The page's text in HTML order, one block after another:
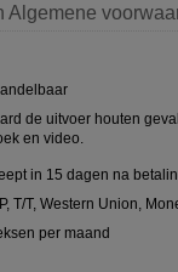
Algemene
de uitvoer houten
en video.
in 15 dagen na
T/T, Western Union,
per maand